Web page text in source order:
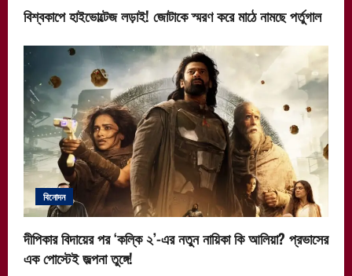
বিশ্বকাপে হাইভোল্টেজ লড়াই! জোটাকে স্মরণ করে মাঠে নামছে পর্তুগাল
বিনোদন
দীপিকার বিদায়ের পর ‘কল্কি ২’-এর নতুন নায়িকা কি আলিয়া? প্রভাসের
এক পোস্টেই জল্পনা তুঙ্গে!